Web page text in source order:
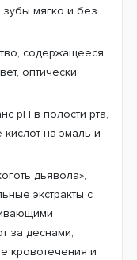
зубы мягко и без
содержащееся
оптически
рН в полости рта,
на эмаль и
дьявола»,
экстракты с
за деснами,
кровотечения и